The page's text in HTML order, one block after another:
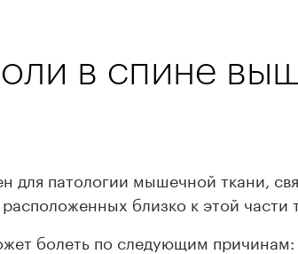
в спине
для патологии мышечной ткани,
близко к этой части
болеть по следующим причинам: